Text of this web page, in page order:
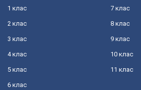
1 клас
2 клас
3 клас
4 клас
5 клас
6 клас
7 клас
8 клас
9 клас
10 клас
11 клас